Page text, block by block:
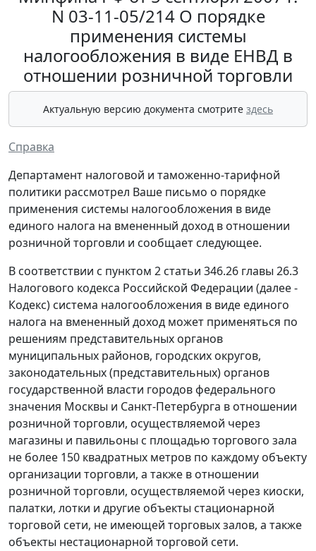
N 03-11-05/214 О порядке
применения системы
налогообложения в виде ЕНВД в
отношении розничной торговли
Актуальную версию документа смотрите здесь
Справка
Департамент налоговой и таможенно-тарифной
политики рассмотрел Ваше письмо о порядке
применения системы налогообложения в виде
единого налога на вмененный доход в отношении
розничной торговли и сообщает следующее.
В соответствии с пунктом 2 статьи 346.26 главы 26.3
Налогового кодекса Российской Федерации (далее -
Кодекс) система налогообложения в виде единого
налога на вмененный доход может применяться по
решениям представительных органов
муниципальных районов, городских округов,
законодательных (представительных) органов
государственной власти городов федерального
значения Москвы и Санкт-Петербурга в отношении
розничной торговли, осуществляемой через
магазины и павильоны с площадью торгового зала
не более 150 квадратных метров по каждому объекту
организации торговли, а также в отношении
розничной торговли, осуществляемой через киоски,
палатки, лотки и другие объекты стационарной
торговой сети, не имеющей торговых залов, а также
объекты нестационарной торговой сети.